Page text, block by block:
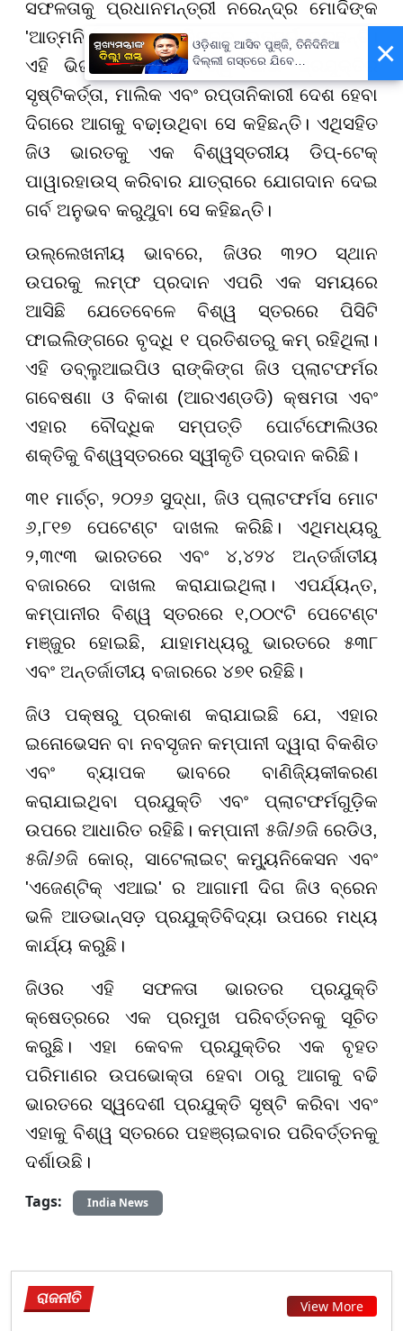
ସଫଳତାକୁ ପ୍ରଧାନମନ୍ତ୍ରୀ ନରେନ୍ଦ୍ର ମୋଦିଙ୍କ
'ଆତ୍ମନିର୍ଭର ଭାରତ' ଭିଜନକୁ ଉତ୍ସର୍ଗ କରୁଛନ୍ତି।
ଏହି ଭିଜନ ଭାରତକୁ ବିଶ୍ୱ ପାଇଁ ପ୍ରଯୁକ୍ତିର
ସୃଷ୍ଟିକର୍ତ୍ତା, ମାଲିକ ଏବଂ ରପ୍ତାନିକାରୀ ଦେଶ ହେବା
ଦିଗରେ ଆଗକୁ ବଢା଼ଉଥିବା ସେ କହିଛନ୍ତି। ଏଥିସହିତ
ଜିଓ ଭାରତକୁ ଏକ ବିଶ୍ୱସ୍ତରୀୟ ଡିପ୍-ଟେକ୍
ପାୱାରହାଉସ୍ କରିବାର ଯାତ୍ରାରେ ଯୋଗଦାନ ଦେଇ
ଗର୍ବ ଅନୁଭବ କରୁଥୁବା ସେ କହିଛନ୍ତି।
ଉଲ୍ଲେଖନୀୟ ଭାବରେ, ଜିଓର ୩୨୦ ସ୍ଥାନ
ଉପରକୁ ଲମ୍ଫ ପ୍ରଦାନ ଏପରି ଏକ ସମୟରେ
ଆସିଛି ଯେତେବେଳେ ବିଶ୍ୱ ସ୍ତରରେ ପିସିଟି
ଫାଇଲିଙ୍ଗରେ ବୃଦ୍ଧି ୧ ପ୍ରତିଶତରୁ କମ୍ ରହିଥିଲା।
ଏହି ଡବ୍ଲୁଆଇପିଓ ରାଙ୍କିଙ୍ଗ ଜିଓ ପ୍ଲାଟଫର୍ମର
ଗବେଷଣା ଓ ବିକାଶ (ଆରଏଣ୍ଡଡି) କ୍ଷମତା ଏବଂ
ଏହାର ବୌଦ୍ଧିକ ସମ୍ପତ୍ତି ପୋର୍ଟଫୋଲିଓର
ଶକ୍ତିକୁ ବିଶ୍ୱସ୍ତରରେ ସ୍ୱୀକୃତି ପ୍ରଦାନ କରିଛି।
୩୧ ମାର୍ଚ୍ଚ, ୨୦୨୬ ସୁଦ୍ଧା, ଜିଓ ପ୍ଲାଟଫର୍ମସ ମୋଟ
୬,୮୧୭ ପେଟେଣ୍ଟ ଦାଖଲ କରିଛି। ଏଥିମଧ୍ୟରୁ
୨,୩୯୩ ଭାରତରେ ଏବଂ ୪,୪୨୪ ଅନ୍ତର୍ଜାତୀୟ
ବଜାରରେ ଦାଖଲ କରାଯାଇଥିଲା। ଏପର୍ଯ୍ୟନ୍ତ,
କମ୍ପାନୀର ବିଶ୍ୱ ସ୍ତରରେ ୧,୦୦୯ଟି ପେଟେଣ୍ଟ
ମଞ୍ଜୁର ହୋଇଛି, ଯାହାମଧ୍ୟରୁ ଭାରତରେ ୫୩୮
ଏବଂ ଅନ୍ତର୍ଜାତୀୟ ବଜାରରେ ୪୭୧ ରହିଛି।
ଜିଓ ପକ୍ଷରୁ ପ୍ରକାଶ କରାଯାଇଛି ଯେ, ଏହାର
ଇନୋଭେସନ ବା ନବସୃଜନ କମ୍ପାନୀ ଦ୍ୱାରା ବିକଶିତ
ଏବଂ ବ୍ୟାପକ ଭାବରେ ବାଣିଜ୍ୟିକୀକରଣ
କରାଯାଇଥିବା ପ୍ରଯୁକ୍ତି ଏବଂ ପ୍ଲାଟଫର୍ମଗୁଡ଼ିକ
ଉପରେ ଆଧାରିତ ରହିଛି। କମ୍ପାନୀ ୫ଜି/୬ଜି ରେଡିଓ,
୫ଜି/୬ଜି କୋର୍, ସାଟେଲାଇଟ୍ କମ୍ୟୁନିକେସନ ଏବଂ
'ଏଜେଣ୍ଟିକ୍ ଏଆଇ' ର ଆଗାମୀ ଦିଗ ଜିଓ ବ୍ରେନ
ଭଳି ଆଡଭାନ୍ସଡ଼ ପ୍ରଯୁକ୍ତିବିଦ୍ୟା ଉପରେ ମଧ୍ୟ
କାର୍ଯ୍ୟ କରୁଛି।
ଜିଓର ଏହି ସଫଳତା ଭାରତର ପ୍ରଯୁକ୍ତି
କ୍ଷେତ୍ରରେ ଏକ ପ୍ରମୁଖ ପରିବର୍ତ୍ତନକୁ ସୂଚିତ
କରୁଛି। ଏହା କେବଳ ପ୍ରଯୁକ୍ତିର ଏକ ବୃହତ
ପରିମାଣର ଉପଭୋକ୍ତା ହେବା ଠାରୁ ଆଗକୁ ବଢି
ଭାରତରେ ସ୍ୱଦେଶୀ ପ୍ରଯୁକ୍ତି ସୃଷ୍ଟି କରିବା ଏବଂ
ଏହାକୁ ବିଶ୍ୱ ସ୍ତରରେ ପହଞ୍ଚାଇବାର ପରିବର୍ତ୍ତନକୁ
ଦର୍ଶାଉଛି।
Tags:
India News
ରାଜନୀତି View More
×
ଓଡ଼ିଶାକୁ ଆସିବ ପୁଞ୍ଜି, ତିନିଦିନିଆ
ଦିଲ୍ଲୀ ଗସ୍ତରେ ଯିବେ
ମୁଖ୍ୟମନ୍ତ୍ରୀ ମୋହନ ମାଝୀ